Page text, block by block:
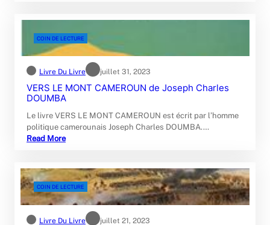
COIN DE LECTURE
Livre Du Livre juillet 31, 2023
VERS LE MONT CAMEROUN de Joseph Charles
DOUMBA
Le livre VERS LE MONT CAMEROUN est écrit par l’homme
politique camerounais Joseph Charles DOUMBA.…
Read More
COIN DE LECTURE
Livre Du Livre juillet 21, 2023